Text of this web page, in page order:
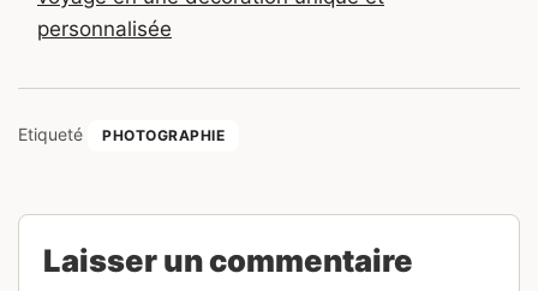
personnalisée
Etiqueté PHOTOGRAPHIE
Laisser un commentaire